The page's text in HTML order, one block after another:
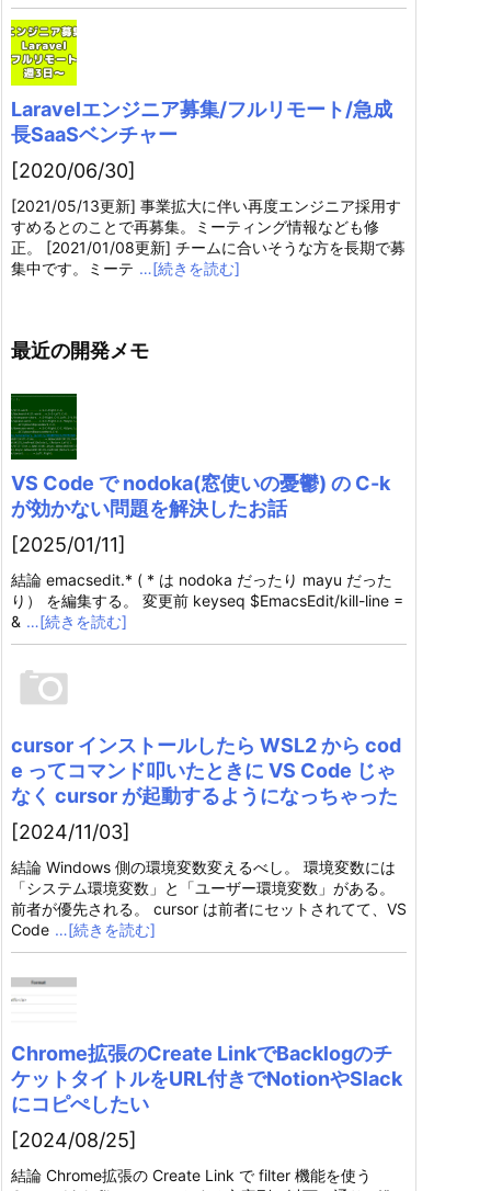
Laravelエンジニア募集/フルリモート/急成
長SaaSベンチャー
[2020/06/30]
[2021/05/13更新] 事業拡大に伴い再度エンジニア採用す
すめるとのことで再募集。ミーティング情報なども修
正。 [2021/01/08更新] チームに合いそうな方を長期で募
集中です。ミーテ …[続きを読む]
最近の開発メモ
VS Code で nodoka(窓使いの憂鬱) の C-k
が効かない問題を解決したお話
[2025/01/11]
結論 emacsedit.* ( * は nodoka だったり mayu だった
り） を編集する。 変更前 keyseq $EmacsEdit/kill-line =
& …[続きを読む]
cursor インストールしたら WSL2 から cod
e ってコマンド叩いたときに VS Code じゃ
なく cursor が起動するようになっちゃった
[2024/11/03]
結論 Windows 側の環境変数変えるべし。 環境変数には
「システム環境変数」と「ユーザー環境変数」がある。
前者が優先される。 cursor は前者にセットされてて、VS
Code …[続きを読む]
Chrome拡張のCreate LinkでBacklogのチ
ケットタイトルをURL付きでNotionやSlack
にコピぺしたい
[2024/08/25]
結論 Chrome拡張の Create Link で filter 機能を使う